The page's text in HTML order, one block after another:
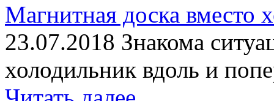
Магнитная доска вместо
23.07.2018 Знакома
холодильник вдоль и